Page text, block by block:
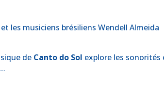
les musiciens brésiliens Wendell Almeida
de Canto do Sol explore les sonorités